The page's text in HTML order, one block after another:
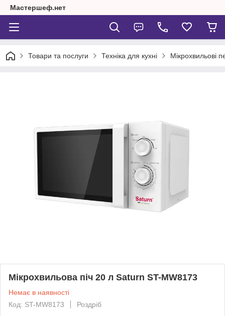
Мастершеф.нет
Товари та послуги Техніка для кухні Мікрохвильові
Мікрохвильова піч 20 л Saturn ST-MW8173
Немає в наявності
Код: ST-MW8173
Роздріб